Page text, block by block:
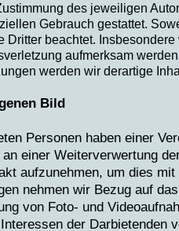
des jeweiligen
Gebrauch gestattet.
Dritter beachtet.
aufmerksam
werden wir derartige
Bild
Personen haben einer
einer Weiterverwertung
aufzunehmen, um dies
nehmen wir Bezug auf
von Foto- und
der Darbietenden